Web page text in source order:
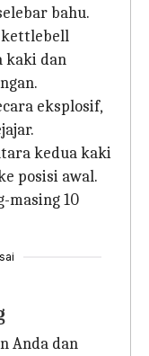
bahu.
kettlebell
kaki dan
eksplosif,
kedua kaki
posisi awal.
masing 10
Anda dan